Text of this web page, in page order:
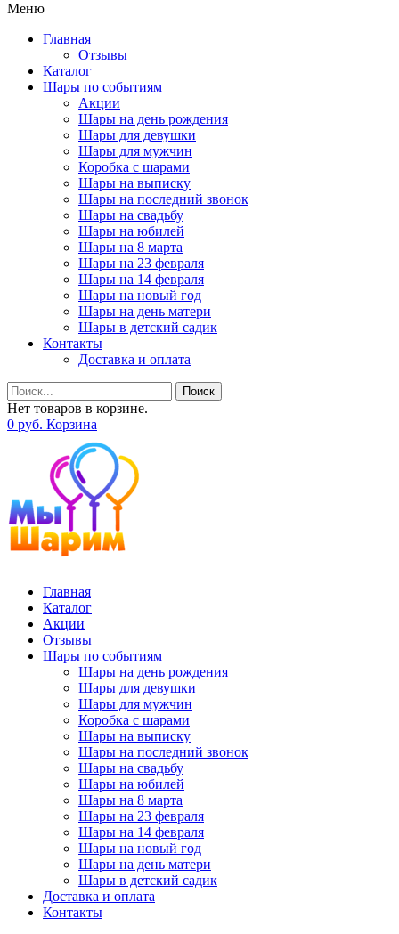
Меню
Главная
Отзывы
Каталог
Шары по событиям
Акции
Шары на день рождения
Шары для девушки
Шары для мужчин
Коробка с шарами
Шары на выписку
Шары на последний звонок
Шары на свадьбу
Шары на юбилей
Шары на 8 марта
Шары на 23 февраля
Шары на 14 февраля
Шары на новый год
Шары на день матери
Шары в детский садик
Контакты
Доставка и оплата
Поиск
Нет товаров в корзине.
0 руб. Корзина
Главная
Каталог
Акции
Отзывы
Шары по событиям
Шары на день рождения
Шары для девушки
Шары для мужчин
Коробка с шарами
Шары на выписку
Шары на последний звонок
Шары на свадьбу
Шары на юбилей
Шары на 8 марта
Шары на 23 февраля
Шары на 14 февраля
Шары на новый год
Шары на день матери
Шары в детский садик
Доставка и оплата
Контакты